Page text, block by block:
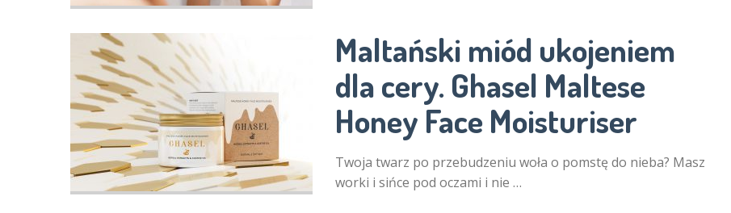
Maltański miód ukojeniem
dla cery. Ghasel Maltese
Honey Face Moisturiser
Twoja twarz po przebudzeniu woła o pomstę do nieba? Masz
worki i sińce pod oczami i nie …